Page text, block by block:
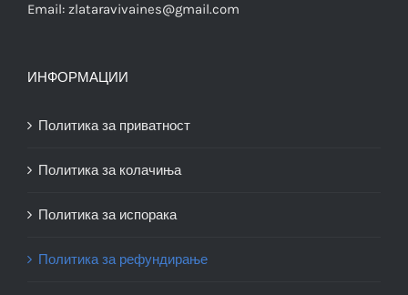
Email: zlataravivaines@gmail.com
ИНФОРМАЦИИ
Политика за приватност
Политика за колачиња
Политика за испорака
Политика за рефундирање